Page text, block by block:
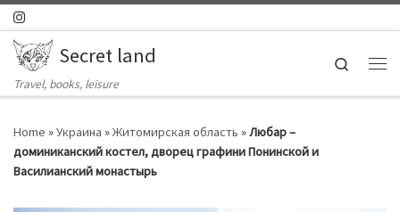
Skip to content
Secret land
Travel, books, leisure
Search
Home »Украина »Житомирская область »Любар –
доминиканский костел, дворец графини Понинской и
Василианский монастырь